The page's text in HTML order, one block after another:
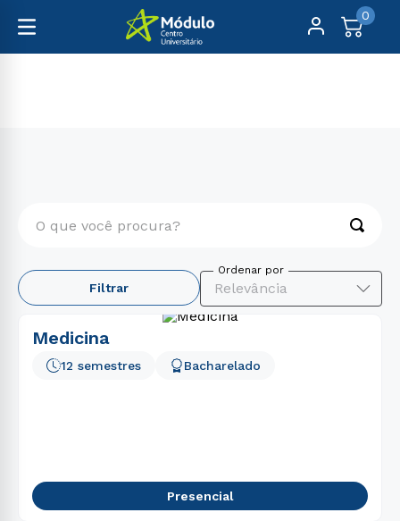
0
Filtrar Relevância
Medicina
Bacharelado
12 semestres
Presencial
TERMOS MAIS BUSCADOS
medicina
2º
educação física
7º
engenharia software
8º
biomedicina